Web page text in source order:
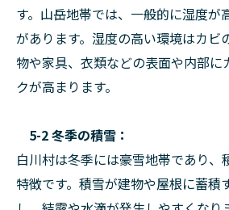
す。山岳地帯では、一般的に湿度が
があります。湿度の高い環境はカビ
物や家具、衣類などの表面や内部に
クが高まります。
5-2 冬季の積雪：
白川村は冬季には豪雪地帯であり、
特徴です。積雪が建物や屋根に蓄積